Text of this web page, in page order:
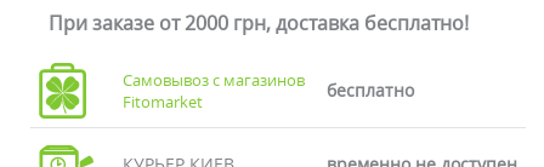
При заказе от 2000 грн, доставка бесплатно!
Самовывоз с магазинов
Fitomarket
бесплатно